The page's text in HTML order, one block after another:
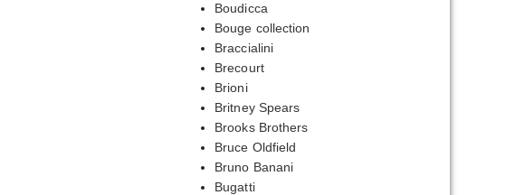
Boudicca
Bouge collection
Braccialini
Brecourt
Brioni
Britney Spears
Brooks Brothers
Bruce Oldfield
Bruno Banani
Bugatti